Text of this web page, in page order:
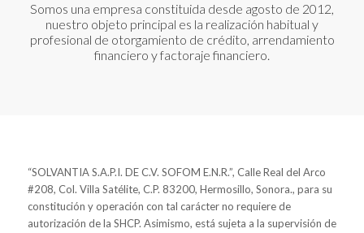
Somos una empresa constituida desde agosto de 2012,
nuestro objeto principal es la realización habitual y
profesional de otorgamiento de crédito, arrendamiento
financiero y factoraje financiero.
“SOLVANTIA S.A.P.I. DE C.V. SOFOM E.N.R.”, Calle Real del Arco
#208, Col. Villa Satélite, C.P. 83200, Hermosillo, Sonora., para su
constitución y operación con tal carácter no requiere de
autorización de la SHCP. Asimismo, está sujeta a la supervisión de